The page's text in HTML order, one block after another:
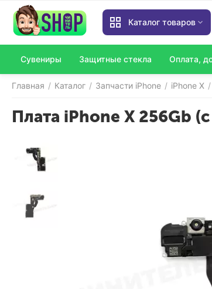
Каталог товаров
Сувениры Защитные стекла Оплата,
Главная / Каталог / Запчасти iPhone / iPhone X /
Плата iPhone X 256Gb